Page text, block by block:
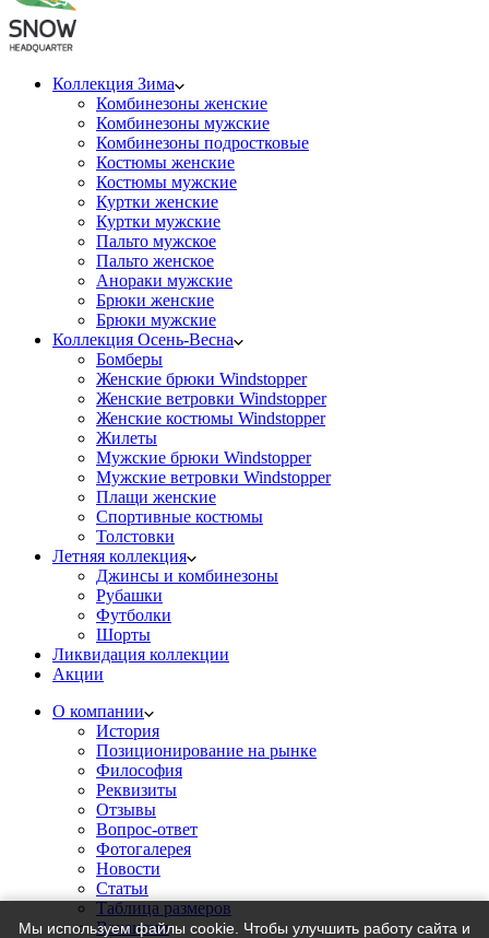
Коллекция Зима
Комбинезоны женские
Комбинезоны мужские
Комбинезоны подростковые
Костюмы женские
Костюмы мужские
Куртки женские
Куртки мужские
Пальто мужское
Пальто женское
Анораки мужские
Брюки женские
Брюки мужские
Коллекция Осень-Весна
Бомберы
Женские брюки Windstopper
Женские ветровки Windstopper
Женские костюмы Windstopper
Жилеты
Мужские брюки Windstopper
Мужские ветровки Windstopper
Плащи женские
Спортивные костюмы
Толстовки
Летняя коллекция
Джинсы и комбинезоны
Рубашки
Футболки
Шорты
Ликвидация коллекции
Акции
О компании
История
Позиционирование на рынке
Философия
Реквизиты
Отзывы
Вопрос-ответ
Фотогалерея
Новости
Статьи
Таблица размеров
Вакансии
Мы используем файлы cookie. Чтобы улучшить работу сайта и